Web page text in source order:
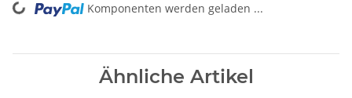
Loading... Komponenten werden geladen ...
Ähnliche Artikel